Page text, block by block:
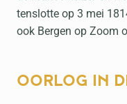
tenslotte op 3 mei
ook Bergen op Zoom
OORLOG IN